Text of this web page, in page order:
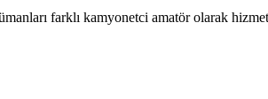
farklı kamyonetci amatör olarak